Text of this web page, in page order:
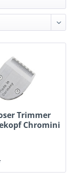
Trimmer
Chromini